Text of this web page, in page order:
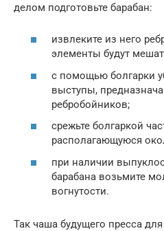
делом подготовьте барабан:
извлеките из него
элементы будут
с помощью болгарки
выступы,
ребробойников;
срежьте болгаркой
располагающуюся
при наличии
барабана возьмите
вогнутости.
Так чаша будущего пресса